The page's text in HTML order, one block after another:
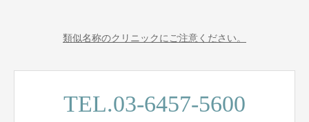
類似名称のクリニックにご注意ください。
TEL.03-6457-5600